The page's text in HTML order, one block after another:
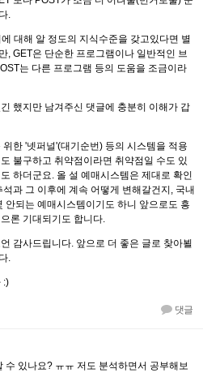
.
대해 알 정도의 지식수준을 갖고있다면 별
, GET은 단순한 프로그램이나 일반적인 브
는 다른 프로그램 등의 도움을 조금이라
했지만 남겨주신 댓글에 충분히 이해가 갑
한 '넷퍼널'(대기순번) 등의 시스템을 적용
불구하고 취약점이라면 취약점일 수도 있
하더군요. 올 설 예매시스템은 제대로 확인
과 그 이후에 계속 어떻게 변해갈건지, 국내
안되는 예매시스템이기도 하니 앞으로도 흥
론 기대되기도 합니다.
감사드립니다. 앞으로 더 좋은 글로 찾아뵐
.
:)
댓글
수 있나요? ㅠㅠ 저도 분석하면서 공부해보